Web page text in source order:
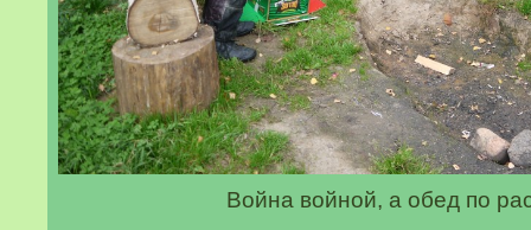
Война войной, а обед по